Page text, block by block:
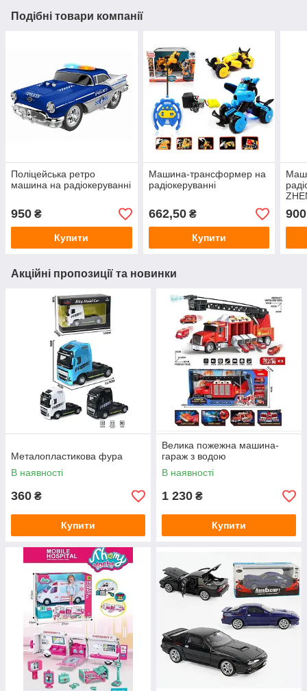
Подібні товари компанії
Поліцейська ретро
машина на радіокеруванні
950 ₴
Купити
Машина-трансформер на
радіокеруванні
662,50₴
Купити
Drift
900
Акційні пропозиції та новинки
Металопластикова фура
В наявності
360 ₴
Купити
Велика пожежна машина-
гараж з водою
В наявності
1 230 ₴
Купити